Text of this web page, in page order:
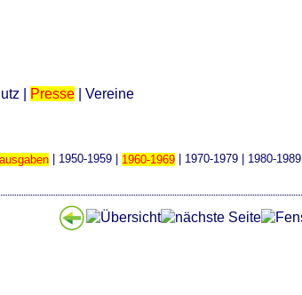
Presse |Vereine
1950-1959 1960-1969 1970-1979 1980-1989